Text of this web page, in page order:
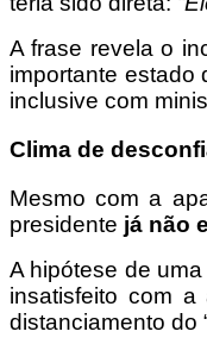
A frase revela o
importante estado
inclusive com
Clima de
Mesmo com a
presidente já não
A hipótese de
insatisfeito com a
distanciamento do